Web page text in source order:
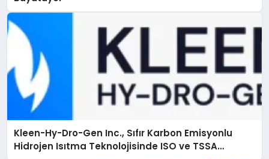
Kleen-Hy-Dro-Gen Inc., Sıfır Karbon Emisyonlu
Hidrojen Isıtma Teknolojisinde ISO ve TSSA